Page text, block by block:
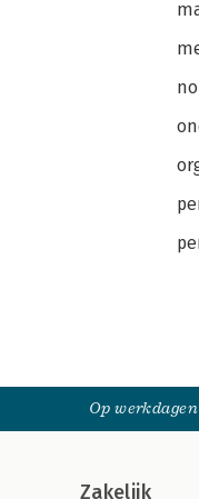
Op
Zakelijk